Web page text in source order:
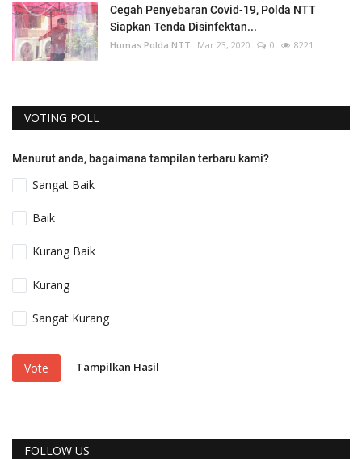
Cegah Penyebaran Covid-19, Polda NTT
Siapkan Tenda Disinfektan...
Humas Polda NTT Mar 23, 2020 0 8221
VOTING POLL
Menurut anda, bagaimana tampilan terbaru kami?
Sangat Baik
Baik
Kurang Baik
Kurang
Sangat Kurang
Vote Tampilkan Hasil
FOLLOW US